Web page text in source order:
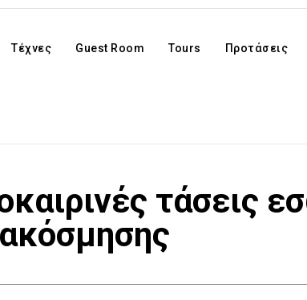
Τέχνες Guest Room Tours Προτάσεις
τάσεις